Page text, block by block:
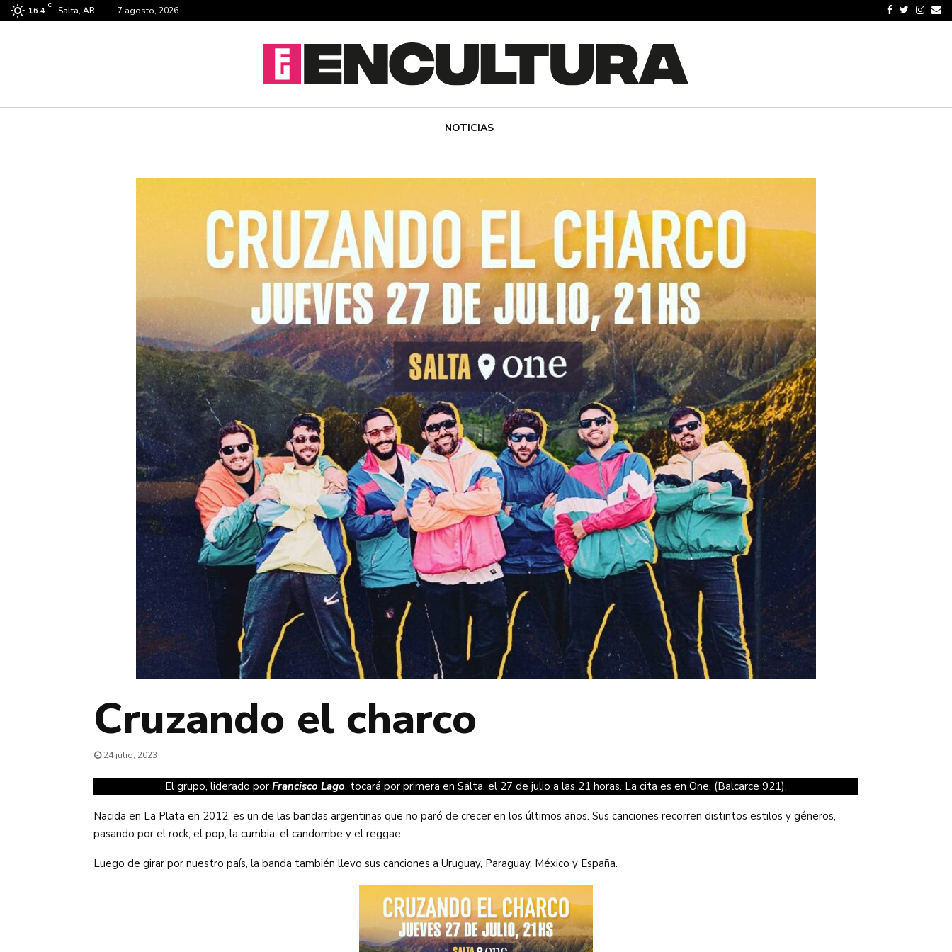
16.4
C Salta, AR 7 agosto, 2026
NOTICIAS
Cruzando el charco
24 julio, 2023
El grupo, liderado por Francisco Lago, tocará por primera en Salta, el 27 de julio a las 21 horas. La cita es en One. (Balcarce 921).
Nacida en La Plata en 2012, es un de las bandas argentinas que no paró de crecer en los últimos años. Sus canciones recorren distintos estilos y géneros,
pasando por el rock, el pop, la cumbia, el candombe y el reggae.
Luego de girar por nuestro país, la banda también llevo sus canciones a Uruguay, Paraguay, México y España.